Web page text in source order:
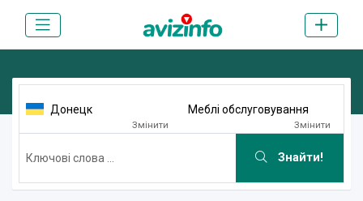
Донецк
Змінити
Меблі обслуговування
Змінити
Знайти!